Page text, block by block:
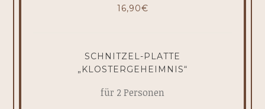
16,90€
SCHNITZEL-PLATTE
„KLOSTERGEHEIMNIS“
für 2 Personen